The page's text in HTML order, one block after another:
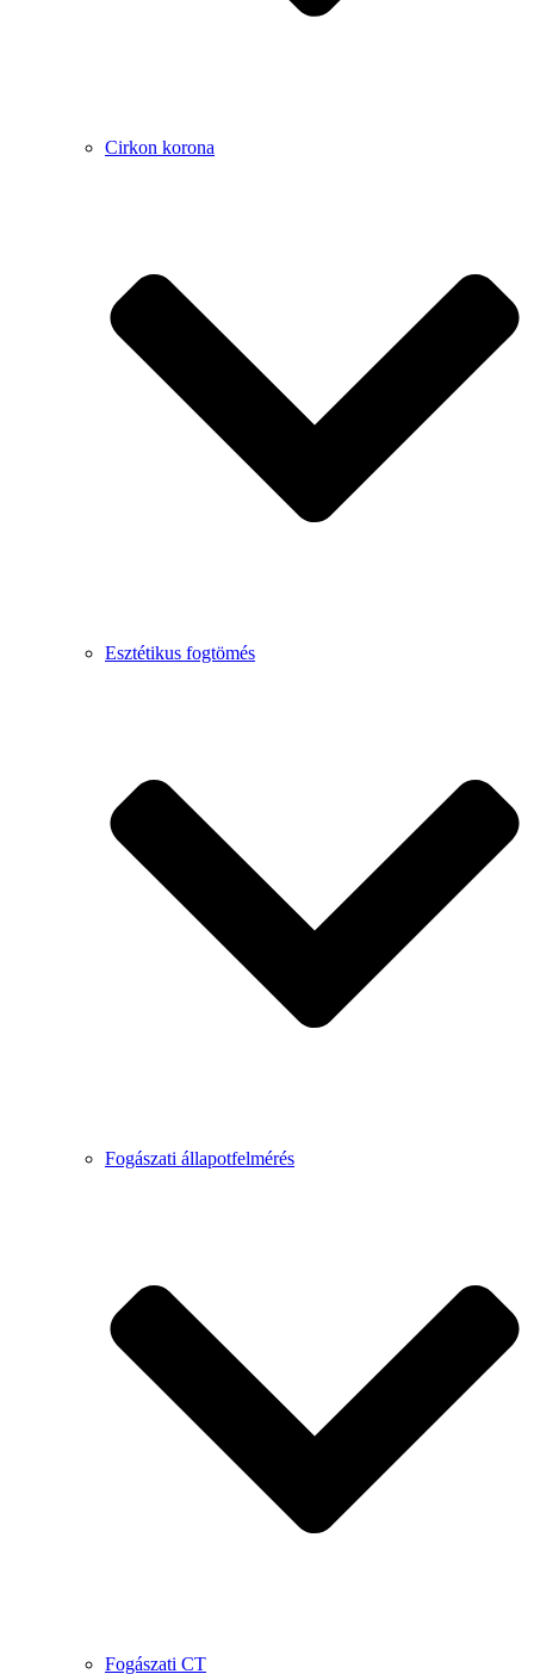
Cirkon korona
Esztétikus fogtömés
Fogászati állapotfelmérés
Fogászati CT